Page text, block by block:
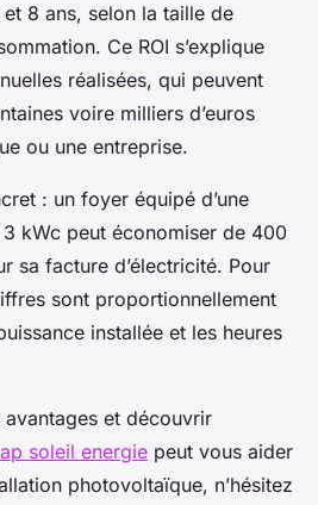
8 ans, selon la taille de
Ce ROI s’explique
réalisées, qui peuvent
voire milliers d’euros
ou une entreprise.
: un foyer équipé d’une
kWc peut économiser de 400
sa facture d’électricité. Pour
sont proportionnellement
installée et les heures
et découvrir
soleil energie peut vous aider
photovoltaïque, n’hésitez